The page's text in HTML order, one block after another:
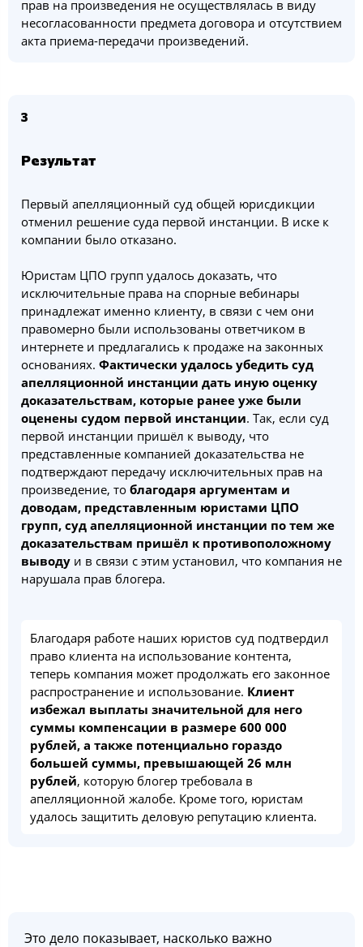
прав на произведения не осуществлялась в виду
несогласованности предмета договора и отсутствием
акта приема-передачи произведений.
3
Результат
Первый апелляционный суд общей юрисдикции
отменил решение суда первой инстанции. В иске к
компании было отказано.
Юристам ЦПО групп удалось доказать, что
исключительные права на спорные вебинары
принадлежат именно клиенту, в связи с чем они
правомерно были использованы ответчиком в
интернете и предлагались к продаже на законных
основаниях. Фактически удалось убедить суд
апелляционной инстанции дать иную оценку
доказательствам, которые ранее уже были
оценены судом первой инстанции. Так, если суд
первой инстанции пришёл к выводу, что
представленные компанией доказательства не
подтверждают передачу исключительных прав на
произведение, то благодаря аргументам и
доводам, представленным юристами ЦПО
групп, суд апелляционной инстанции по тем же
доказательствам пришёл к противоположному
выводу и в связи с этим установил, что компания не
нарушала прав блогера.
Благодаря работе наших юристов суд подтвердил
право клиента на использование контента,
теперь компания может продолжать его законное
распространение и использование. Клиент
избежал выплаты значительной для него
суммы компенсации в размере 600 000
рублей, а также потенциально гораздо
большей суммы, превышающей 26 млн
рублей, которую блогер требовала в
апелляционной жалобе. Кроме того, юристам
удалось защитить деловую репутацию клиента.
Это дело показывает, насколько важно